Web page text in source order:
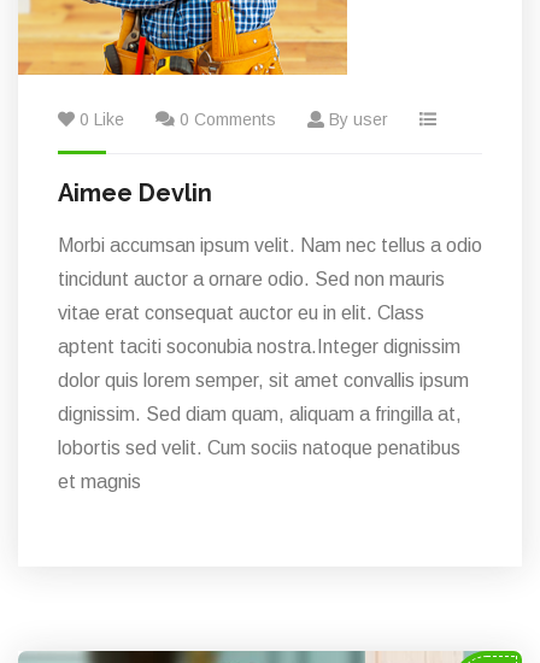
0 Like 0 Comments By user
Aimee Devlin
Morbi accumsan ipsum velit. Nam nec tellus a odio
tincidunt auctor a ornare odio. Sed non mauris
vitae erat consequat auctor eu in elit. Class
aptent taciti soconubia nostra.Integer dignissim
dolor quis lorem semper, sit amet convallis ipsum
dignissim. Sed diam quam, aliquam a fringilla at,
lobortis sed velit. Cum sociis natoque penatibus
et magnis